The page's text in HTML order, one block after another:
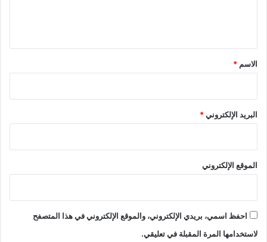
*
الاسم *
البريد الإلكتروني*
الموقع الإلكتروني
احفظ اسمي، بريدي الإلكتروني، والموقع الإلكتروني في هذا المتصفح
لاستخدامها المرة المقبلة في تعليقي.